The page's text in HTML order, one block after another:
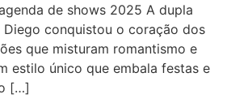
de shows 2025 A dupla
Diego conquistou o coração dos
que misturam romantismo e
estilo único que embala festas e
[…]